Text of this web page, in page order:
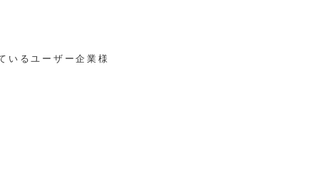
るユーザー企業様